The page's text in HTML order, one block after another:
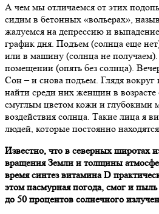
А чем мы отличаемся от этих
сидим в бетонных «вольерах»,
жалуемся на депрессию и
график дня. Подъем (солнца еще
или в машину (солнца не
помещении (опять без солнца).
Сон – и снова подъем. Глядя вокруг
найти среди них женщин в возрасте
смуглым цветом кожи и глубокими
воздействия солнца. Такие лица я
людей, которые постоянно
Известно, что в северных широтах
вращения Земли и толщины
время синтез витамина D
этом пасмурная погода, смог и
до 50 процентов солнечного